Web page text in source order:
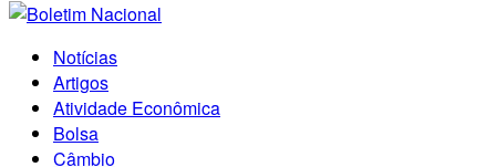
Notícias
Artigos
Atividade Econômica
Bolsa
Câmbio